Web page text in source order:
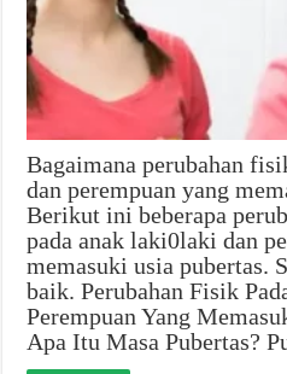
Bagaimana perubahan
dan perempuan yang
Berikut ini beberapa
pada anak laki0laki dan
memasuki usia pubertas.
baik. Perubahan Fisik
Perempuan Yang
Apa Itu Masa Pubertas?